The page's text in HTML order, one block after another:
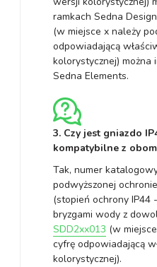
ramkach Sedna
(w miejsce x należy
odpowiadającą
kolorystycznej)
Sedna Elements.
3. Czy jest gniazdo
kompatybilne z
Tak, numer
podwyższonej
(stopień ochrony IP44
bryzgami wody z
SDD2xx013 (w
cyfrę odpowiadającą
kolorystycznej).